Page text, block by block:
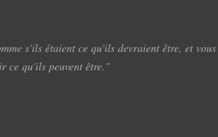
s'ils étaient ce qu'ils devraient être, et vous
ce qu'ils peuvent être."